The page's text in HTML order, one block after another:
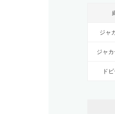
ジャ
ジャ
ド